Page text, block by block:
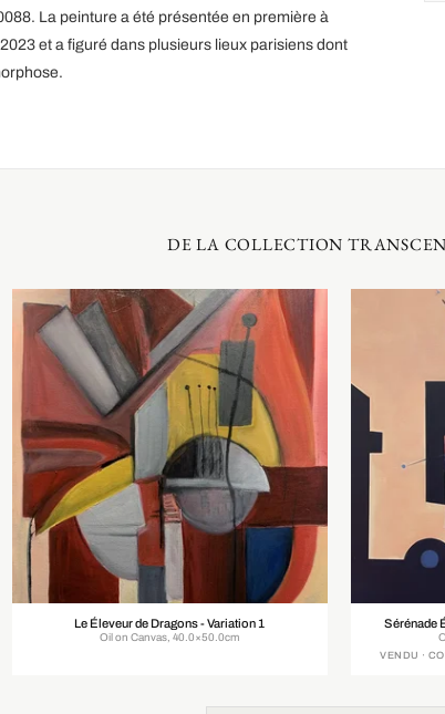
La peinture a été présentée en première à
et a figuré dans plusieurs lieux parisiens dont
DE LA COLLECTION
Le Éleveur de Dragons - Variation 1
Oil on Canvas, 40.0×50.0cm
Sérénade
VENDU ·